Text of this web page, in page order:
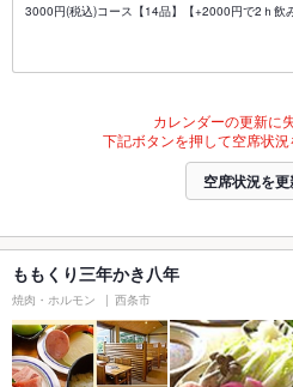
3000円(税込)コース【14品】【+2000円で2ｈ飲
カレンダーの更新に
下記ボタンを押して空席状況
空席状況を
ももくり三年かき八年
焼肉・ホルモン 西条市